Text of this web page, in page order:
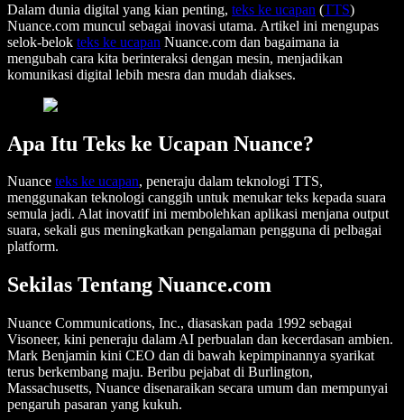
Dalam dunia digital yang kian penting, teks ke ucapan (TTS)
Nuance.com muncul sebagai inovasi utama. Artikel ini mengupas
selok-belok teks ke ucapan Nuance.com dan bagaimana ia
mengubah cara kita berinteraksi dengan mesin, menjadikan
komunikasi digital lebih mesra dan mudah diakses.
Apa Itu Teks ke Ucapan Nuance?
Nuance teks ke ucapan, peneraju dalam teknologi TTS,
menggunakan teknologi canggih untuk menukar teks kepada suara
semula jadi. Alat inovatif ini membolehkan aplikasi menjana output
suara, sekali gus meningkatkan pengalaman pengguna di pelbagai
platform.
Sekilas Tentang Nuance.com
Nuance Communications, Inc., diasaskan pada 1992 sebagai
Visoneer, kini peneraju dalam AI perbualan dan kecerdasan ambien.
Mark Benjamin kini CEO dan di bawah kepimpinannya syarikat
terus berkembang maju. Beribu pejabat di Burlington,
Massachusetts, Nuance disenaraikan secara umum dan mempunyai
pengaruh pasaran yang kukuh.